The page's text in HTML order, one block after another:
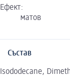
Ефект:
матов
Състав
Isododecane,